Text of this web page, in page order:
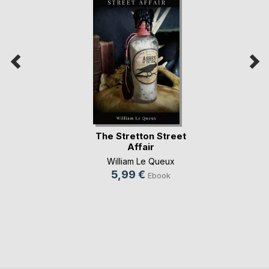
The Stretton Street
Affair
William Le Queux
5,99 € Ebook